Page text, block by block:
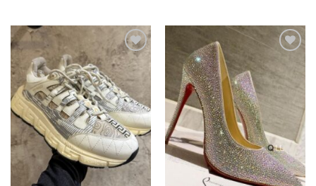
Add to
wishlist
wishlist